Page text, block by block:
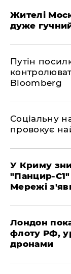
Жителі
дуже
Путін
Bloomberg
Соціальну
провокує
У Криму
"Панцир-С1"
Мережі
Лондон
флоту РФ,
дронами